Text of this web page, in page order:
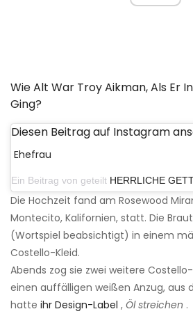
Wie Alt War Troy Aikman, Als Er
Ging?
Diesen Beitrag auf Instagram
Ehefrau
Ein Beitrag von geteilt HERRLICHE
Die Hochzeit fand am Rosewood
Montecito, Kalifornien, statt. Die
(Wortspiel beabsichtigt) in einem
Costello-Kleid.
Abends zog sie zwei weitere
einen auffälligen weißen Anzug, aus
hatte ihr Design-Label , Öl streichen .